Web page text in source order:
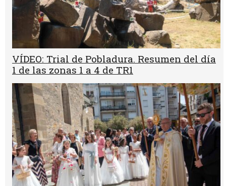
VÍDEO: Trial de Pobladura. Resumen del día
1 de las zonas 1 a 4 de TR1